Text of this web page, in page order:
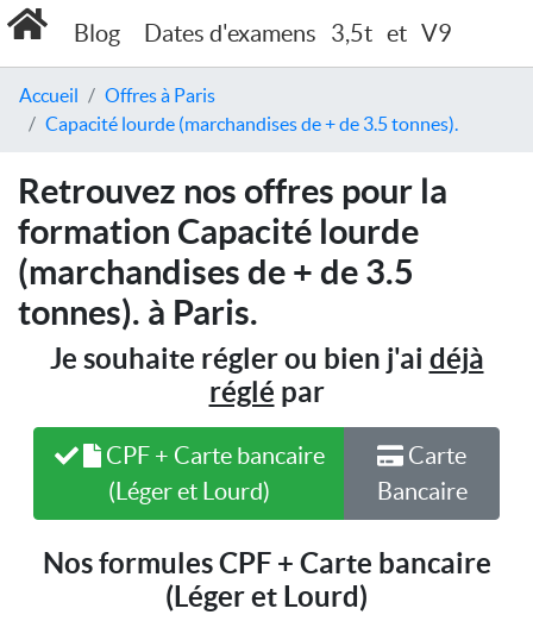
Blog Dates d'examens 3,5t et V9
Accueil
Offres à Paris
Capacité lourde (marchandises de + de 3.5 tonnes).
Retrouvez nos offres pour la
formation Capacité lourde
(marchandises de + de 3.5
tonnes). à Paris.
Je souhaite régler ou bien j'ai déjà
réglé par
CPF + Carte bancaire
(Léger et Lourd)
Carte
Bancaire
Nos formules CPF + Carte bancaire
(Léger et Lourd)